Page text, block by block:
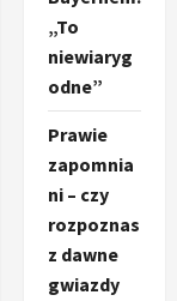
„To
niewiaryg
odne”
Prawie
zapomnia
ni – czy
rozpoznas
z dawne
gwiazdy